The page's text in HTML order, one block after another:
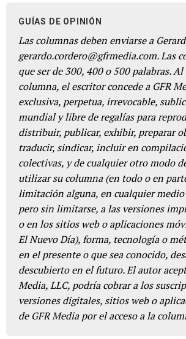
GUÍAS DE OPINIÓN
Las columnas deben enviarse a
gerardo.cordero@gfrmedia.com. Las
que ser de 300, 400 o 500 palabras.
columna, el escritor concede a GFR
exclusiva, perpetua, irrevocable,
mundial y libre de regalías para
distribuir, publicar, exhibir, preparar
traducir, sindicar, incluir en
colectivas, y de cualquier otro modo
utilizar su columna (en todo o en
limitación alguna, en cualquier
pero sin limitarse, a las versiones
o en los sitios web o aplicaciones
El Nuevo Día), forma, tecnología o
en el presente o que sea conocido,
descubierto en el futuro. El autor
Media, LLC, podría cobrar a los
versiones digitales, sitios web o
de GFR Media por el acceso a la